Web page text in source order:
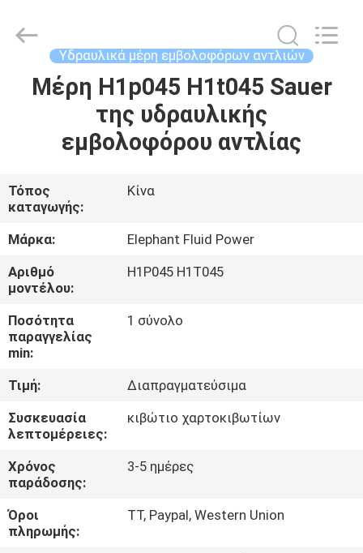
ΣΠΊΤΙ
ΠΡΟΪΌΝΤΑ
ΠΕΡΊΠΟΥ
ΕΜΕΊΣ
ΓΎΡΟΣ
ΕΡΓΟΣΤΑΣΊΩΝ
ΠΟΙΟΤΙΚΌΣ
ΈΛΕΓΧΟΣ
ΜΑΣ
ΕΛΆΤΕ
ΣΕ
ΕΠΑΦΉ
ΜΕ
Power
Co.,Ltd.
Reserved.
Υδραυλικά μέρη εμβολοφόρων αντλιών
Μέρη H1p045 H1t045 Sauer
της υδραυλικής
εμβολοφόρου αντλίας
Τόπος
καταγωγής:
Κίνα
Μάρκα:
Elephant Fluid Power
Αριθμό
μοντέλου:
H1P045 H1T045
Ποσότητα
παραγγελίας
min:
1 σύνολο
Τιμή:
Διαπραγματεύσιμα
Συσκευασία
λεπτομέρειες:
κιβώτιο χαρτοκιβωτίων
Χρόνος
παράδοσης:
3-5 ημέρες
Όροι
πληρωμής:
TT, Paypal, Western Union